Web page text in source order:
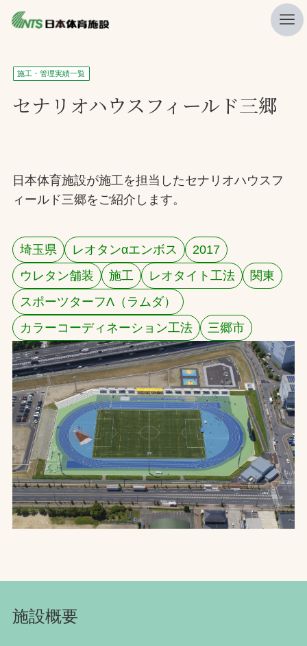
私たちの強み
ニュース
製品・サービス一覧
施工・管理実績一覧
採用情報
お問合せ
お取引先の皆様へ
プライバシーポリシー
ソーシャルメディアポリシー
施工・管理実績一覧
セナリオハウスフィールド三郷
日本体育施設が施工を担当したセナリオハウスフ
ィールド三郷をご紹介します。
埼玉県 レオタンαエンボス
2017
ウレタン舗装
施工 レオタイト工法
関東
スポーツターフΛ（ラムダ）
カラーコーディネーション工法
三郷市
施設概要